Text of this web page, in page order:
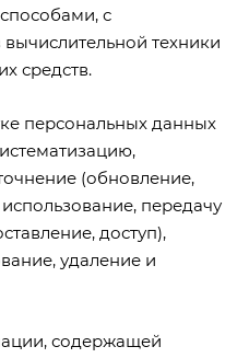
с
техники
средств.
персональных данных
(обновление,
передачу
доступ),
удаление и
содержащей